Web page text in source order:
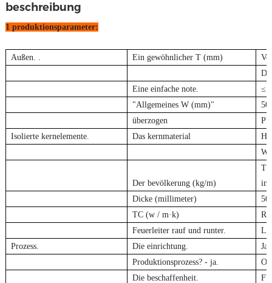
beschreibung
1 produktionsparameter:
Außen. . Ein gewöhnlicher T (mm)
Eine einfache note.
≤
"Allgemeines W (mm)"
überzogen
Isolierte kernelemente.
Das kernmaterial
Der bevölkerung (kg/m)
im
Dicke (millimeter)
TC (w / m·k)
Feuerleiter rauf und runter.
Prozess.
Die einrichtung.
Produktionsprozess? - ja.
Die beschaffenheit.